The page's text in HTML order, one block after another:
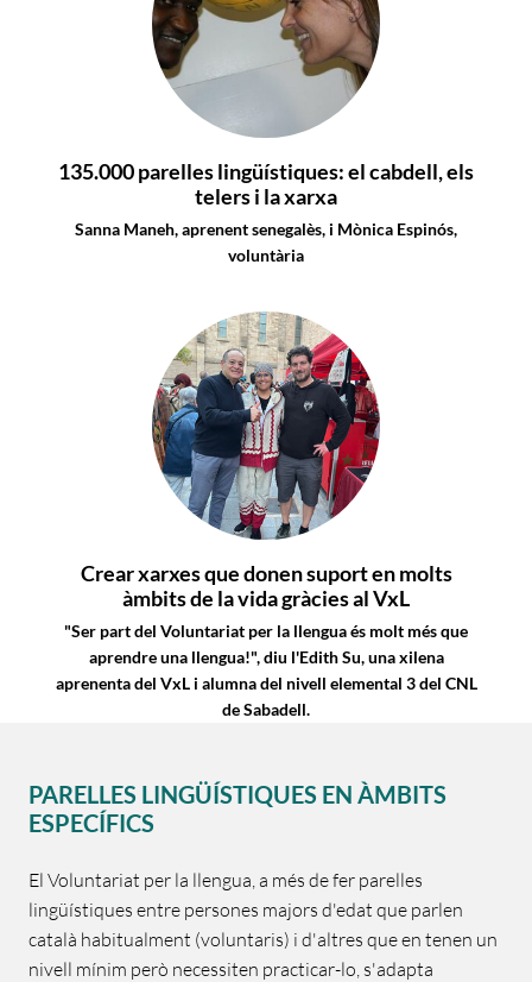
135.000 parelles lingüístiques: el cabdell, els
telers i la xarxa
Sanna Maneh, aprenent senegalès, i Mònica Espinós,
voluntària
Crear xarxes que donen suport en molts
àmbits de la vida gràcies al VxL
"Ser part del Voluntariat per la llengua és molt més que
aprendre una llengua!", diu l'Edith Su, una xilena
aprenenta del VxL i alumna del nivell elemental 3 del CNL
de Sabadell.
PARELLES LINGÜÍSTIQUES EN ÀMBITS
ESPECÍFICS
El Voluntariat per la llengua, a més de fer parelles
lingüístiques entre persones majors d'edat que parlen
català habitualment (voluntaris) i d'altres que en tenen un
nivell mínim però necessiten practicar-lo, s'adapta